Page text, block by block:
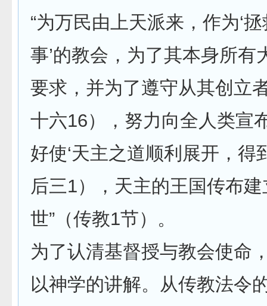
“为万民由上天派来，作为‘
事’的教会，为了其本身所有
要求，并为了遵守从其创立
十六16），努力向全人类
好使‘天主之道顺利展开，得
后三1），天主的王国传布
世”（传教1节）。
为了认清基督授与教会使命
以神学的讲解。从传教法令